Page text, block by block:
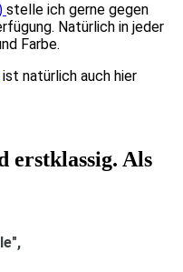
stelle ich gerne gegen
Natürlich in jeder
Farbe.
ist natürlich auch hier
erstklassig. Als